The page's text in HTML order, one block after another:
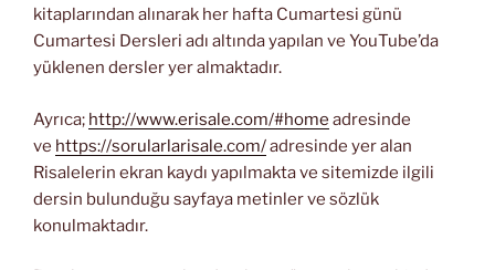
kitaplarından alınarak her hafta Cumartesi günü
Cumartesi Dersleri adı altında yapılan ve YouTube’da
yüklenen dersler yer almaktadır.
Ayrıca; http://www.erisale.com/#home adresinde
ve https://sorularlarisale.com/adresinde yer alan
Risalelerin ekran kaydı yapılmakta ve sitemizde ilgili
dersin bulunduğu sayfaya metinler ve sözlük
konulmaktadır.